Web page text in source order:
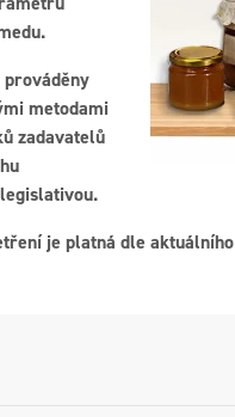
metodami
zadavatelů
je platná dle aktuálního